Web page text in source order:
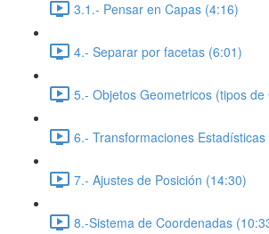
3.1.- Pensar en Capas (4:16)
4.- Separar por facetas (6:01)
5.- Objetos Geometricos (tipos
6.- Transformaciones Estadísticas
7.- Ajustes de Posición (14:30)
8.-Sistema de Coordenadas